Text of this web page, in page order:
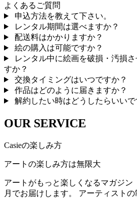
よくあるご質問
申込方法を教えて下さい。
レンタル期間は選べますか？
配送料はかかりますか？
絵の購入は可能ですか？
レンタル中に絵画を破損・汚損
すか？
交換タイミングはいつですか？
作品はどのように届きますか？
解約したい時はどうしたらいいで
OUR SERVICE
Casieの楽しみ方
アートの楽しみ方は無限大
アートがもっと楽しくなるマガジン
月でお届けします。 アーティスト